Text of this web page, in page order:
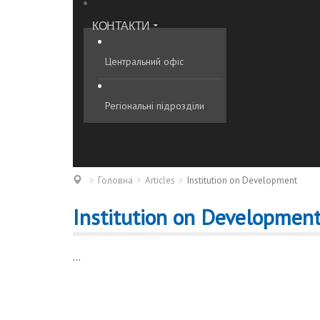
КОНТАКТИ
Центральний офіс
Регіональні підрозділи
Головна Articles Institution on Development
Institution on
...